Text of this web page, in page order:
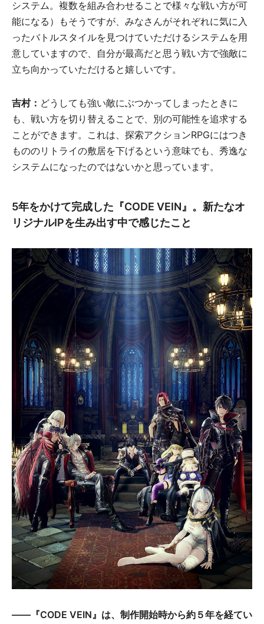
システム。複数を組み合わせることで様々な戦い方が可
能になる）もそうですが、みなさんがそれぞれに気に入
ったバトルスタイルを見つけていただけるシステムを用
意していますので、自分が最高だと思う戦い方で強敵に
立ち向かっていただけると嬉しいです。
吉村： どうしても強い敵にぶつかってしまったときに
も、戦い方を切り替えることで、別の可能性を追求する
ことができます。これは、探索アクションRPGにはつき
もののリトライの敷居を下げるという意味でも、秀逸な
システムになったのではないかと思っています。
5年をかけて完成した『CODE VEIN』。新たなオ
リジナルIPを生み出す中で感じたこと
――『CODE VEIN』は、制作開始時から約５年を経てい